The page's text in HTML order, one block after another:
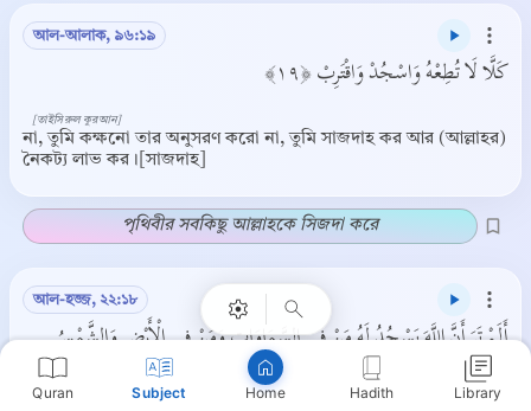
Quran Subject Home Hadith Library
আল-আলাক, ৯৬:১৯
كَلَّا لَا تُطِعْهُ وَاسْجُدْ وَاقْتَرِبْ ﴿١٩﴾
না, তুমি কক্ষনো তার অনুসরণ করো না, তুমি সাজদাহ কর আর (আল্লাহর)
নৈকট্য লাভ কর।[সাজদাহ]
[তাইসিরুল কুরআন]
পৃথিবীর সবকিছু আল্লাহকে সিজদা করে
আল-হজ্জ, ২২:১৮
أَلَمْ تَرَ أَنَّ اللَّهَ يَسْجُدُ لَهُ مَنْ فِي السَّمَاوَاتِ وَمَنْ فِي الْأَرْضِ وَالشَّمْسُ
وَالْقَمَرُ وَالنُّجُومُ وَالْجِبَالُ وَالشَّجَرُ وَالدَّوَابُّ وَكَثِيرٌ مِنَ النَّاسِ وَكَثِيرٌ حَقَّ